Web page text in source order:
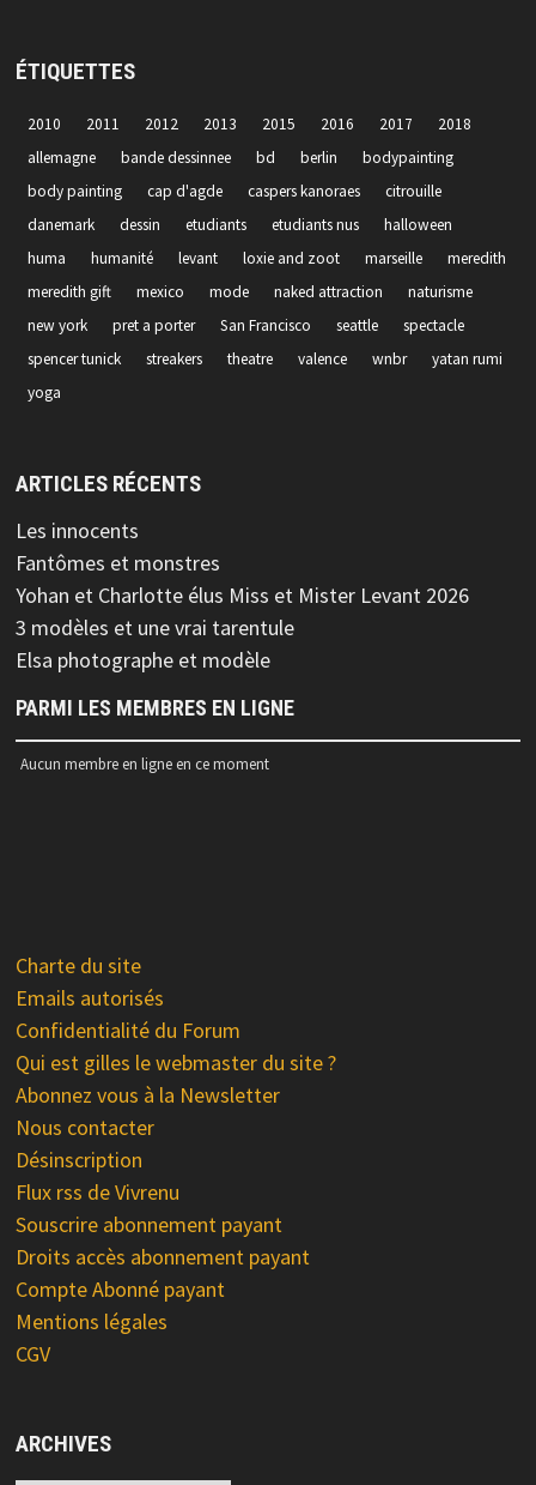
ÉTIQUETTES
2010 2011 2012 2013 2015 2016 2017
2018
allemagne
bande dessinnee bd berlin
bodypainting
body painting
cap d'agde caspers kanoraes
citrouille
danemark
dessin etudiants etudiants nus
halloween
huma
humanité levant loxie and zoot marseille
meredith
meredith gift
mexico mode naked attraction
naturisme
new york
pret a porter San Francisco seattle
spectacle
spencer tunick
streakers theatre valence wnbr
yatan rumi
yoga
ARTICLES RÉCENTS
Les innocents
Fantômes et monstres
Yohan et Charlotte élus Miss et Mister Levant 2026
3 modèles et une vrai tarentule
Elsa photographe et modèle
PARMI LES MEMBRES EN LIGNE
Aucun membre en ligne en ce moment
Charte du site
Emails autorisés
Confidentialité du Forum
Qui est gilles le webmaster du site ?
Abonnez vous à la Newsletter
Nous contacter
Désinscription
Flux rss de Vivrenu
Souscrire abonnement payant
Droits accès abonnement payant
Compte Abonné payant
Mentions légales
CGV
ARCHIVES